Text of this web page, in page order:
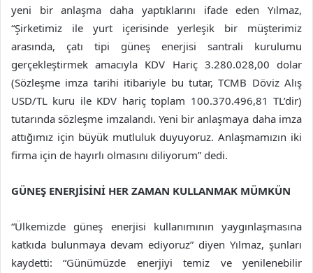
yeni bir anlaşma daha yaptıklarını ifade eden Yılmaz,
“Şirketimiz ile yurt içerisinde yerleşik bir müşterimiz
arasında, çatı tipi güneş enerjisi santrali kurulumu
gerçekleştirmek amacıyla KDV Hariç 3.280.028,00 dolar
(Sözleşme imza tarihi itibariyle bu tutar, TCMB Döviz Alış
USD/TL kuru ile KDV hariç toplam 100.370.496,81 TL’dir)
tutarında sözleşme imzalandı. Yeni bir anlaşmaya daha imza
attığımız için büyük mutluluk duyuyoruz. Anlaşmamızın iki
firma için de hayırlı olmasını diliyorum” dedi.
GÜNEŞ ENERJİSİNİ HER ZAMAN KULLANMAK MÜMKÜN
“Ülkemizde güneş enerjisi kullanımının yaygınlaşmasına
katkıda bulunmaya devam ediyoruz” diyen Yılmaz, şunları
kaydetti: “Günümüzde enerjiyi temiz ve yenilenebilir